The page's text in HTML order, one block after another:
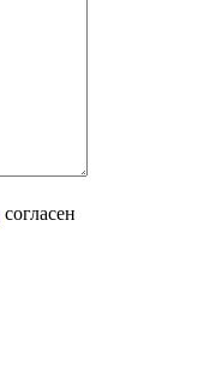
согласен